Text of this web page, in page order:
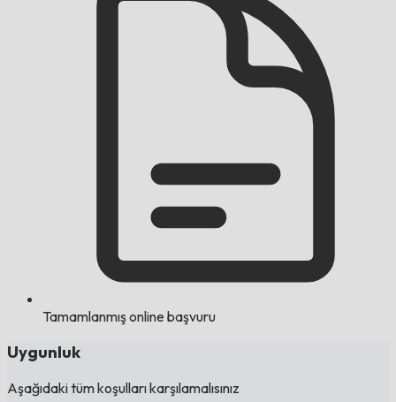
Tamamlanmış online başvuru
Uygunluk
Aşağıdaki tüm koşulları karşılamalısınız